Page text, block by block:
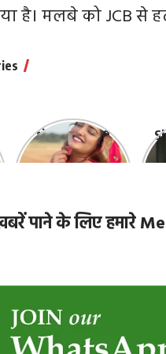
है। मलबे को JCB से
भोजपुरी की ये 10
हसीनाएं हैं सबसे
पाने के लिए हमारे